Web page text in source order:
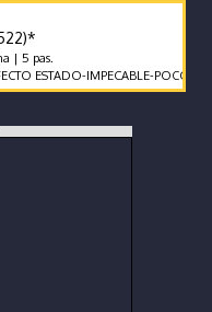
| 5 pas.
ESTADO-IMPECABLE-POCO